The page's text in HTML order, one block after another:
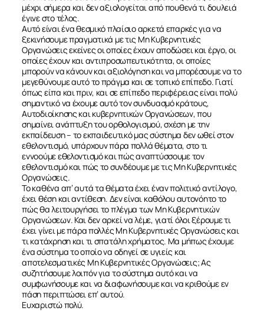
μέχρι σήμερα και δεν αξιολογείται από πουθενά τι δουλειά
έγινε στο τέλος.
Αυτό είναι ένα θεσμικό πλαίσιο αρκετά επαρκές για να
ξεκινήσουμε πραγματικά με τις Μη Κυβερνητικές
Οργανώσεις εκείνες οι οποίες έχουν αποδώσει και έργο, οι
οποίες έχουν και αντιπροσωπευτικότητα, οι οποίες
μπορούν να κάνουν και αξιολόγηση και να μπορέσουμε να το
μεγεθύνουμε αυτό το πράγμα και σε τοπικό επίπεδο. Γιατί
όπως είπα και πριν, και σε επίπεδο περιφέρειας είναι πολύ
σημαντικό να έχουμε αυτό τον συνδυασμό κράτους,
Αυτοδιοίκησης και κυβερνητικών Οργανώσεων, που
σημαίνει ανάπτυξη του ορθολογισμού, σχέση με την
εκπαίδευση – το εκπαιδευτικό μας σύστημα δεν ωθεί στον
εθελοντισμό, υπάρχουν πάρα πολλά θέματα, στο τι
εννοούμε εθελοντισμό και πώς αναπτύσσουμε τον
εθελοντισμό και πώς το συνδέουμε με τις Μη Κυβερνητικές
Οργανώσεις.
Το καθένα απ’ αυτά τα θέματα έχει έναν πολιτικό αντίλογο,
έχει θέση και αντίθεση. Δεν είναι καθόλου αυτονόητο το
πώς θα λειτουργήσει το πλέγμα των Μη Κυβερνητικών
Οργανώσεων. Και δεν αρκεί να λέμε, γιατί όλοι ξέρουμε τι
έχει γίνει με πάρα πολλές Μη Κυβερνητικές Οργανώσεις και
τι κατάχρηση και τι σπατάλη χρήματος. Μα μήπως έχουμε
ένα σύστημα το οποίο να οδηγεί σε υγιείς και
αποτελεσματικές Μη Κυβερνητικές Οργανώσεις; Ας
συζητήσουμε λοιπόν για το σύστημα αυτό και να
συμφωνήσουμε και να διαφωνήσουμε και να κριθούμε εν
πάση περιπτώσει επ’ αυτού.
Ευχαριστώ πολύ.